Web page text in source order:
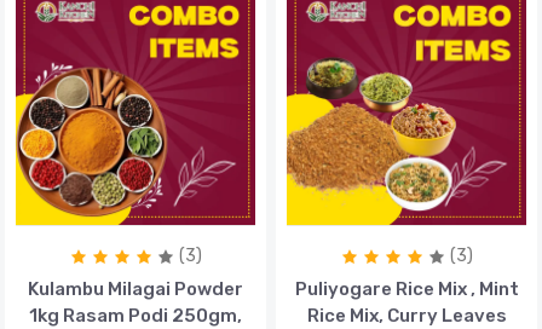
(3)
Kulambu Milagai Powder
1kg Rasam Podi 250gm,
(3)
Puliyogare Rice Mix , Mint
Rice Mix, Curry Leaves